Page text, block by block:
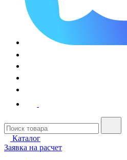
Каталог
Заявка на расчет